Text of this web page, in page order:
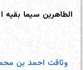
الطاهرین سیما بقیه
وثاقت احمد بن